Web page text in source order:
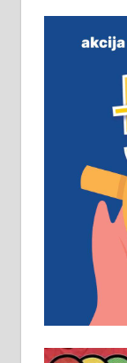
м2 са
виру у
замена.
Рудник
д.о.о.
Основна
услов.
превоз,
локал 22